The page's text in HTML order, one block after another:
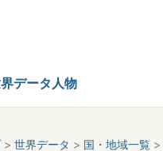
データ 人物
> 世界データ > 国・地域一覧 >